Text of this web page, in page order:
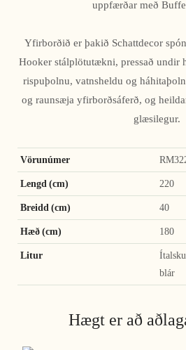
uppfærðar með
Yfirborðið er þakið Schattdecor
Hooker stálplötutækni, pressað undir
rispuþolnu, vatnsheldu og
og raunsæja yfirborðsáferð, og
glæsilegur.
Vörunúmer
Lengd (cm) 220
Breidd (cm) 40
Hæð (cm) 180
Litur
blár
Hægt er að